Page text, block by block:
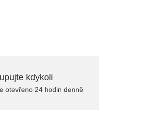
kdykoli
otevřeno 24 hodin denně